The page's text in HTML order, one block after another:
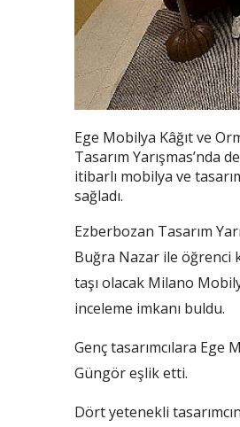
Ege Mobilya Kâğıt ve
Tasarım Yarışmas’nda
itibarlı mobilya ve
sağladı.
Ezberbozan Tasarım
Buğra Nazar ile öğrenci
taşı olacak Milano
inceleme imkanı buldu.
Genç tasarımcılara Ege
Güngör eşlik etti.
Dört yetenekli